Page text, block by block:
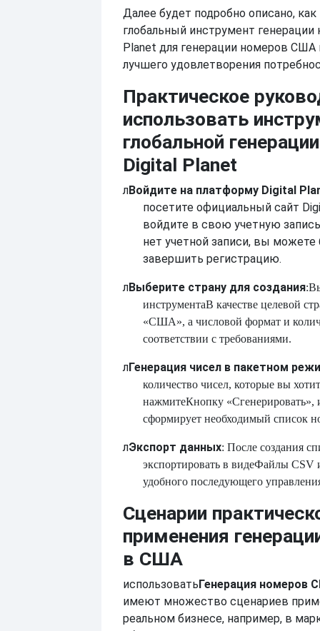
Далее будет подробно описано, как
глобальный инструмент
Planet для генерации номеров США
лучшего удовлетворения
Практическое
использовать
глобальной
Digital Planet
лВойдите на платформу Digital
посетите официальный сайт
войдите в свою учетную
нет учетной записи, вы
завершить регистрацию.
лВыберите страну для создания
инструментаВ качестве целевой
«США», а числовой формат и
соответствии с требованиями.
лГенерация чисел в пакетном
количество чисел, которые вы
нажмитеКнопку «Сгенерировать»,
сформирует необходимый список
лЭкспорт данных: После создания
экспортировать в видеФайлы CSV
удобного последующего
Сценарии
применения
в США
использоватьГенерация номеров
имеют множество сценариев
реальном бизнесе, например, в